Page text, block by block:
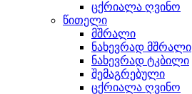
ცქრიალა ღვინო
წითელი
მშრალი
ნახევრად მშრალი
ნახევრად ტკბილი
შემაგრებული
ცქრიალა ღვინო